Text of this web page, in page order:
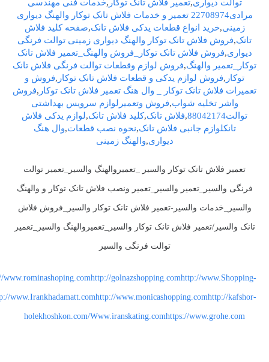
توالت دیواری,تعمیر فلاش تانک توکار ,خدمات فنی مهندسی
مرادی22708974 تعمیر و خدمات فلاش تانک توکار والهنگ دیواری
زمینی,خرید انواع قطعات یدکی فلاش تانک,صفحه کلید فلاش
تانک,فروش فلاش تانک توکار والهنگ دیواری زمینی توالت فرنگی
دیواری,فروش فلاش تانک توکار_فروش والهنگ_تعمیر فلاش تانک
توکار_تعمیر والهنگ,فروش لوازم وقطعات توالت فرنگی فلاش تانک
توکار ,فروش لوازم یدکی و قطعات فلاش تانک توکار ,فروش و
تعمیرات فلاش تانک توکار _ وال هنگ تعمیر فلاش تانک توکار ,فروش
واشر تخلیه شواب,فروش وتعمیرلوازم سرویس بهداشتی
توالت88042174
,فلاش تانک,کلید فلاش تانک,لوازم یدکی فلاش
تانکلوازم جانبی فلاش تانک,نحوه نصب قطعات,وال هنگ
دیواری,والهنگ زمینی
تعمیر فلاش تانک توکار والسیر _تعمیروالهنگ والسیر_تعمیر توالت
فرنگی والسیر_تعمیر والسیر_تعمیر ونصب فلاش تانک توکار و والهنگ
والسیر_خدمات والسیر-تعمیر فلاش تانک توکار والسیر_فروش فلاش
تانک والسیر/تعمیر فلاش تانک توکار والسیر_تعمیروالهنگ والسیر_تعمیر
توالت فرنگی والسیر
www.rominashoping.comhttp://golnazshopping.comhttp://www.Shopping-
www.Irankhadamatt.comhttp://www.monicashopping.comhttp://kafshor-
holekhoshkon.com/Www.iranskating.comhttps://www.grohe.com